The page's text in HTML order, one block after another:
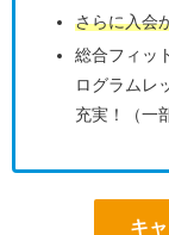
さらに入会
総合フィッ
ログラムレ
充実！（一
キ